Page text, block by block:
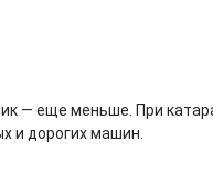
— еще меньше. При
и дорогих машин.